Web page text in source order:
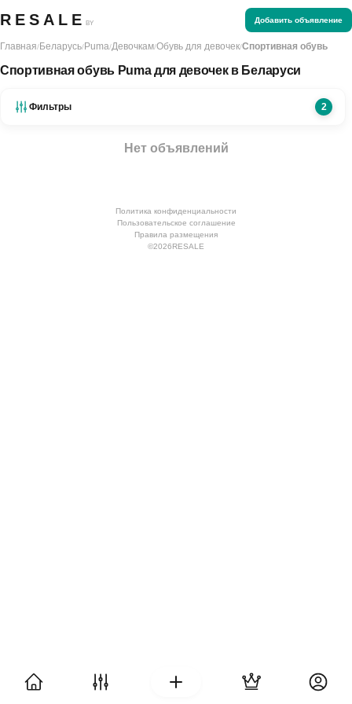
RESALE BY Добавить объявление
Главная/Беларусь/Puma/Девочкам/Обувь для девочек/Спортивная обувь
Спортивная обувь Puma для девочек в Беларуси
Фильтры 2
Нет объявлений
Политика конфиденциальности
Пользовательское соглашение
Правила размещения
©2026RESALE